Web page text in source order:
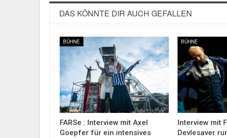
DAS KÖNNTE DIR AUCH GEFALLEN
BÜHNE
FARSe : Interview mit Axel
Goepfer für ein intensives
BÜHNE
Interview mit
Devlesaver